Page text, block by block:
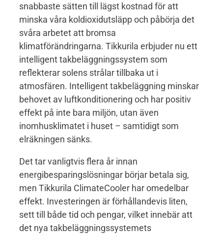
snabbaste sätten till lägst kostnad för att
minska våra koldioxidutsläpp och påbörja det
svåra arbetet att bromsa
klimatförändringarna. Tikkurila erbjuder nu ett
intelligent takbeläggningssystem som
reflekterar solens strålar tillbaka ut i
atmosfären. Intelligent takbeläggning minskar
behovet av luftkonditionering och har positiv
effekt på inte bara miljön, utan även
inomhusklimatet i huset – samtidigt som
elräkningen sänks.
Det tar vanligtvis flera år innan
energibesparingslösningar börjar betala sig,
men Tikkurila ClimateCooler har omedelbar
effekt. Investeringen är förhållandevis liten,
sett till både tid och pengar, vilket innebär att
det nya takbeläggningssystemets